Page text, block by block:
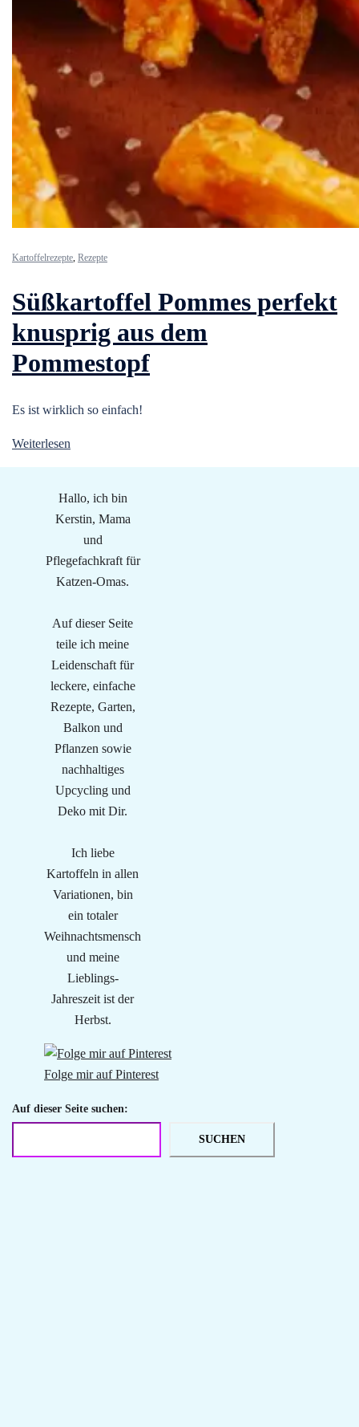
Kartoffelrezepte, Rezepte
Süßkartoffel Pommes perfekt
knusprig aus dem
Pommestopf
Es ist wirklich so einfach!
Weiterlesen
Hallo, ich bin
Kerstin, Mama
und
Pflegefachkraft für
Katzen-Omas.
Auf dieser Seite
teile ich meine
Leidenschaft für
leckere, einfache
Rezepte, Garten,
Balkon und
Pflanzen sowie
nachhaltiges
Upcycling und
Deko mit Dir.
Ich liebe
Kartoffeln in allen
Variationen, bin
ein totaler
Weihnachtsmensch
und meine
Lieblings-
Jahreszeit ist der
Herbst.
Folge mir auf Pinterest
Auf dieser Seite suchen:
SUCHEN